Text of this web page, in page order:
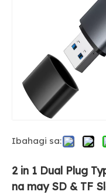
Ibahagi sa:
2 in 1 Dual Plug
na may SD & TF